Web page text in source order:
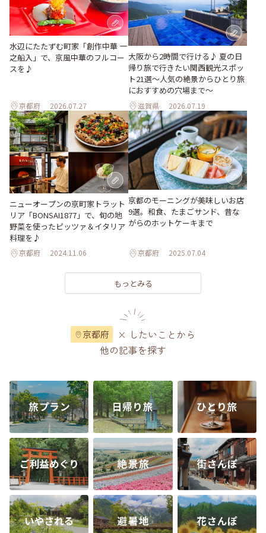
水辺にたたずむ町家「創作中華 一
之船入」で、京風中華のフルコー
スを♪
京都府 2026.07.27
大阪から2時間で行ける♪ 夏の日
帰り旅で行きたい関西観光スポッ
ト21選～人気の絶景からひとり旅
におすすめの穴場まで～
滋賀県 2026.07.19
ニューオープンの京町家トラット
リア「BONSAI1877」で、旬の地
野菜を使ったピッツァ＆イタリア
料理を♪
京都府 2024.11.06
京都のモーニングが美味しいお店
9選。和食、たまごサンド、昔な
がらのホットケーキまで
京都府 2025.07.04
もっとみる
京都府
× したいことから
他の記事を探す